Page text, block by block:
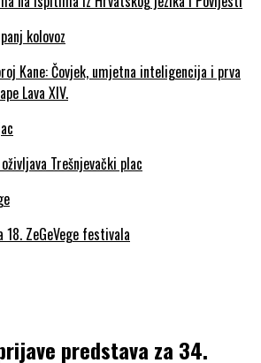
Kane: Čovjek, umjetna inteligencija i prva
Lava XIV.
Trešnjevački plac
18. ZeGeVege festivala
predstava za 34.